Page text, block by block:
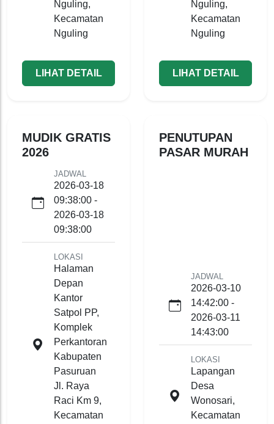
Nguling,
Kecamatan
Nguling
LIHAT DETAIL
Nguling,
Kecamatan
Nguling
LIHAT DETAIL
MUDIK GRATIS
2026
JADWAL
2026-03-18
09:38:00 -
2026-03-18
09:38:00
LOKASI
Halaman
Depan
Kantor
Satpol PP,
Komplek
Perkantoran
Kabupaten
Pasuruan
Jl. Raya
Raci Km 9,
Kecamatan
PENUTUPAN
PASAR MURAH
JADWAL
2026-03-10
14:42:00 -
2026-03-11
14:43:00
LOKASI
Lapangan
Desa
Wonosari,
Kecamatan